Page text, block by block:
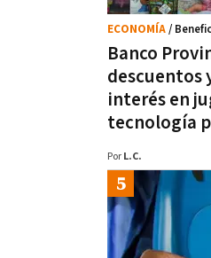
Banco
descuentos
interés en
tecnología
ECONOMÍA/
Por L.C.